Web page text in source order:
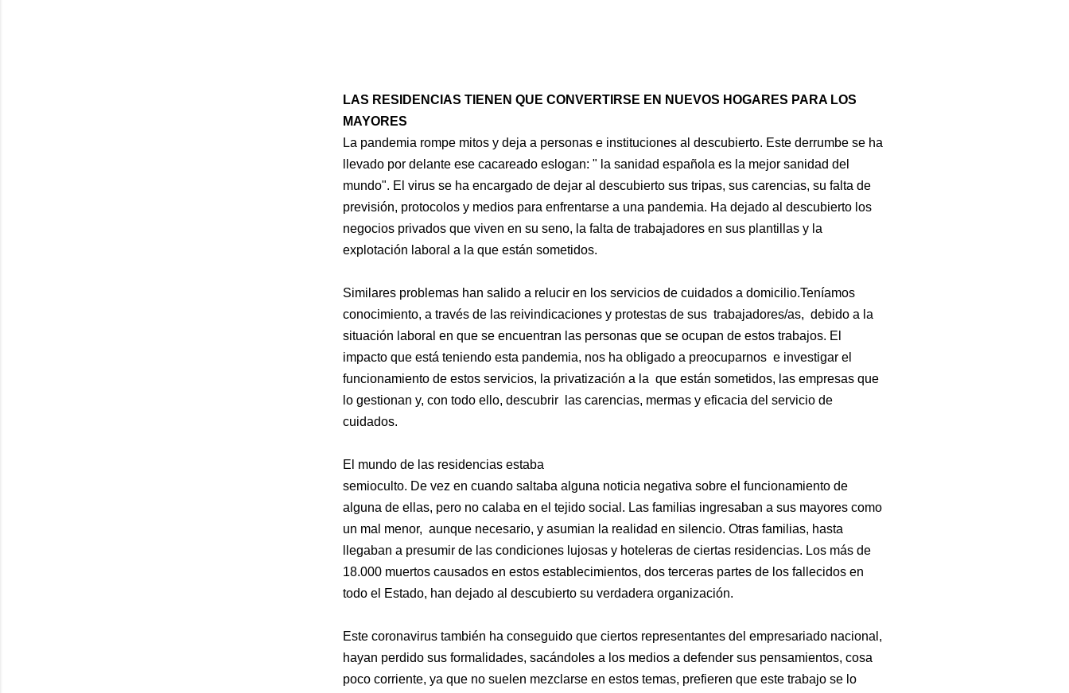
LAS RESIDENCIAS TIENEN QUE CONVERTIRSE EN NUEVOS HOGARES PARA LOS
MAYORES
La pandemia rompe mitos y deja a personas e instituciones al descubierto. Este derrumbe se ha
llevado por delante ese cacareado eslogan: " la sanidad española es la mejor sanidad del
mundo". El virus se ha encargado de dejar al descubierto sus tripas, sus carencias, su falta de
previsión, protocolos y medios para enfrentarse a una pandemia. Ha dejado al descubierto los
negocios privados que viven en su seno, la falta de trabajadores en sus plantillas y la
explotación laboral a la que están sometidos.
Similares problemas han salido a relucir en los servicios de cuidados a domicilio.Teníamos
conocimiento, a través de las reivindicaciones y protestas de sus trabajadores/as, debido a la
situación laboral en que se encuentran las personas que se ocupan de estos trabajos. El
impacto que está teniendo esta pandemia, nos ha obligado a preocuparnos e investigar el
funcionamiento de estos servicios, la privatización a la que están sometidos, las empresas que
lo gestionan y, con todo ello, descubrir las carencias, mermas y eficacia del servicio de
cuidados.
El mundo de las residencias estaba
semioculto. De vez en cuando saltaba alguna noticia negativa sobre el funcionamiento de
alguna de ellas, pero no calaba en el tejido social. Las familias ingresaban a sus mayores como
un mal menor, aunque necesario, y asumian la realidad en silencio. Otras familias, hasta
llegaban a presumir de las condiciones lujosas y hoteleras de ciertas residencias. Los más de
18.000 muertos causados en estos establecimientos, dos terceras partes de los fallecidos en
todo el Estado, han dejado al descubierto su verdadera organización.
Este coronavirus también ha conseguido que ciertos representantes del empresariado nacional,
hayan perdido sus formalidades, sacándoles a los medios a defender sus pensamientos, cosa
poco corriente, ya que no suelen mezclarse en estos temas, prefieren que este trabajo se lo